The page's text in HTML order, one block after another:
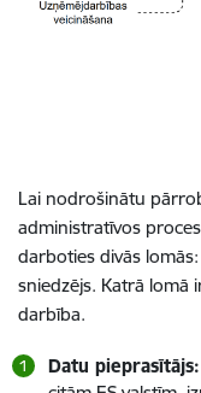
Lai nodrošinātu
administratīvos
darboties divās
sniedzējs. Katrā lomā
darbība.
Datu pieprasītājs: